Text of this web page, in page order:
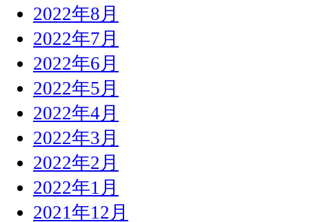
2022年8月
2022年7月
2022年6月
2022年5月
2022年4月
2022年3月
2022年2月
2022年1月
2021年12月